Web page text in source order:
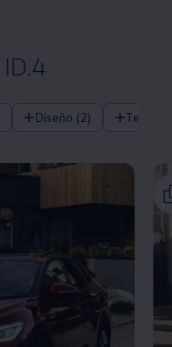
ID.4
Diseño (2)